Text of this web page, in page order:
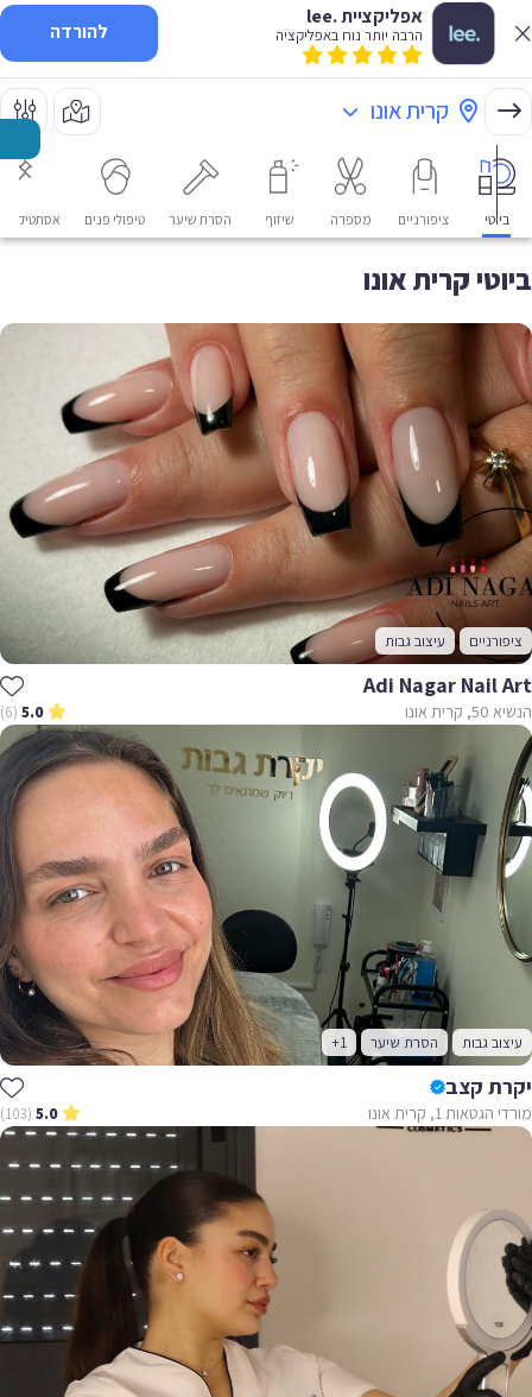
אפליקציית .lee
הרבה יותר נוח באפליקציה להורדה
קרית אונו
ביוטי ציפורניים מספרה שיזוף הסרת שיער טיפולי פנים אסתטיקה
ביוטי קרית אונו
ציפורניים עיצוב גבות
Adi Nagar Nail Art
הנשיא 50, קרית אונו 5.0
(6)
עיצוב גבות הסרת שיער +1
יקרת קצב
מורדי הגטאות 1, קרית אונו 5.0
(103)